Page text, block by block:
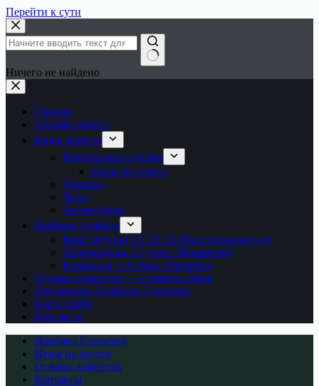
Перейти к сути
Ничего не найдено
Главная
Онлайн-оплата
Виды залогов
Ювелирные изделия
Цены на золото
Техника
Часы
Автомобили
Выбрать ломбард
Конституции СССР, 20 (Центральный р-н)
Абрикосовая, 2/4 (мкр. Макаренко)
Крымская, 1 А (мкр. Мамайка)
Отзывы клиентов — оставить отзыв
Документы Ломбарда Единство
Карта сайта
Контакты
Ломбард Единство
Цены на золото
Отзывы клиентов
Контакты